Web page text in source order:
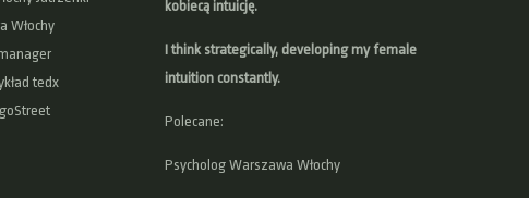
Włochy
tedx
kobiecą intuicję.
I think strategically, developing my female
intuition constantly.
Polecane:
Psycholog Warszawa Włochy